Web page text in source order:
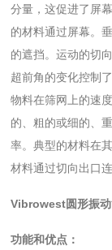
分量，这促进了屏
的材料通过屏幕。
的遮挡。运动的切
超前角的变化控制
物料在筛网上的速
的、粗的或细的、
率。典型的材料在
材料通过切向出口连
Vibrowest圆形振
功能和优点：